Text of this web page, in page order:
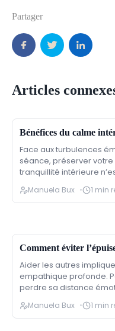
Partager
Articles
Bénéfices du calme
Face aux turbulences
séance, préserver
tranquillité intérieure
Manuela Bux 1 min
Comment éviter
Aider les autres
empathique profonde.
perdre sa distance
Manuela Bux 1 min